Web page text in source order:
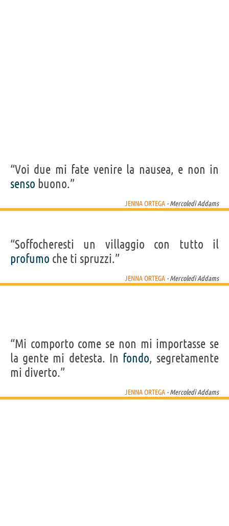
“Voi due mi fate venire la nausea, e non in
senso buono.”
JENNA ORTEGA - Mercoledì Addams
“Soffocheresti un villaggio con tutto il
profumo che ti spruzzi.”
JENNA ORTEGA - Mercoledì Addams
“Mi comporto come se non mi importasse se
la gente mi detesta. In fondo, segretamente
mi diverto.”
JENNA ORTEGA - Mercoledì Addams